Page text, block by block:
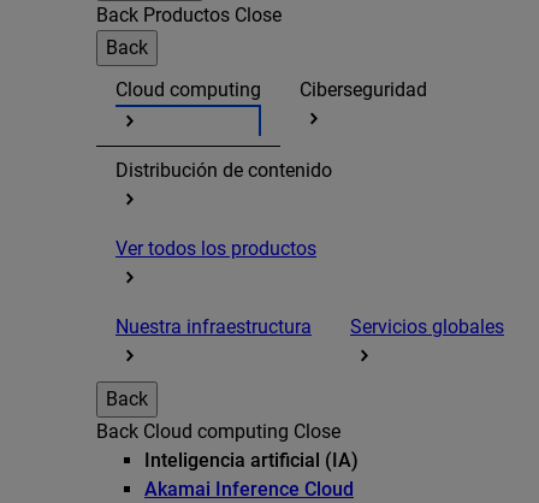
Back Productos Close
Back
Cloud computing
Ciberseguridad
Distribución de contenido
Ver todos los productos
Nuestra infraestructura Servicios globales
Back
Back Cloud computing Close
Inteligencia artificial (IA)
Akamai Inference Cloud